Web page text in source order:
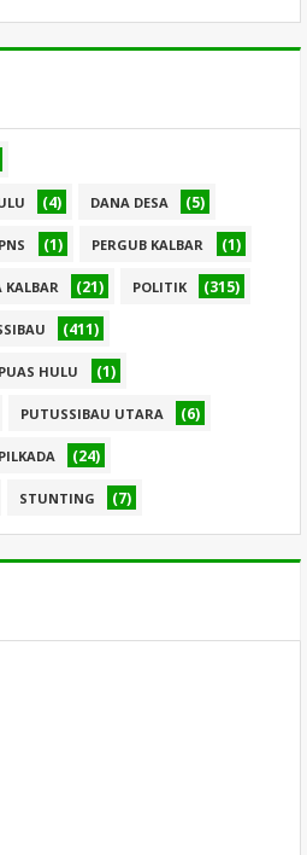
(4) DANA DESA (5)
PNS (1) PERGUB KALBAR (1)
KALBAR (21) POLITIK (315)
(411)
HULU (1)
PUTUSSIBAU UTARA (6)
PILKADA (24)
STUNTING (7)